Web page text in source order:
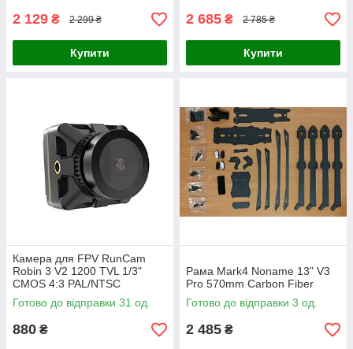
2 129 ₴ 2 299 ₴
Купити
2 685 ₴ 2 785 ₴
Купити
Камера для FPV RunCam
Robin 3 V2 1200 TVL 1/3"
CMOS 4:3 PAL/NTSC
Готово до відправки 31 од.
880 ₴
Рама Mark4 Noname 13" V3
Pro 570mm Carbon Fiber
Готово до відправки 3 од.
2 485 ₴